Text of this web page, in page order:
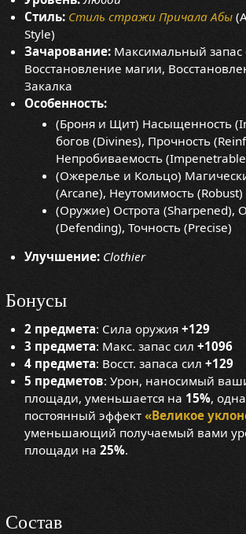
Стиль: Стиль стражи Причала Абы
Style)
Зачарование: Максимальный запас
Восстановление магии,
Закалка
Особенность:
(Броня и Щит) Насыщенность
богов (Divines), Прочность
Непробиваемость
(Ожерелье и Кольцо)
(Arcane), Неутомимость (Robust)
(Оружие) Острота (Sharpened),
(Defending), Точность (Precise)
Улучшение: Clothier
Бонусы
2 предмета: Сила оружия+129
3 предмета: Макс. запас сил+1096
4 предмета: Восст. запаса сил+129
5 предметов: Урон, наносимый
площади, уменьшается на 15%,
постоянный эффект«Великое
уменьшающий получаемый вами
площади на25%.
Состав